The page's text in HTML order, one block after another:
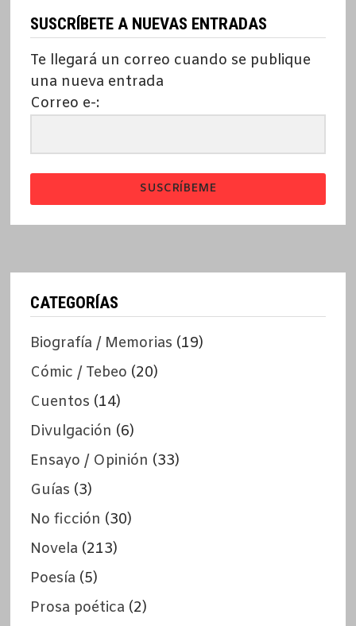
SUSCRÍBETE A NUEVAS ENTRADAS
Te llegará un correo cuando se publique
una nueva entrada
Correo e-:
SUSCRÍBEME
CATEGORÍAS
Biografía / Memorias (19)
Cómic / Tebeo (20)
Cuentos (14)
Divulgación (6)
Ensayo / Opinión (33)
Guías (3)
No ficción (30)
Novela (213)
Poesía (5)
Prosa poética (2)